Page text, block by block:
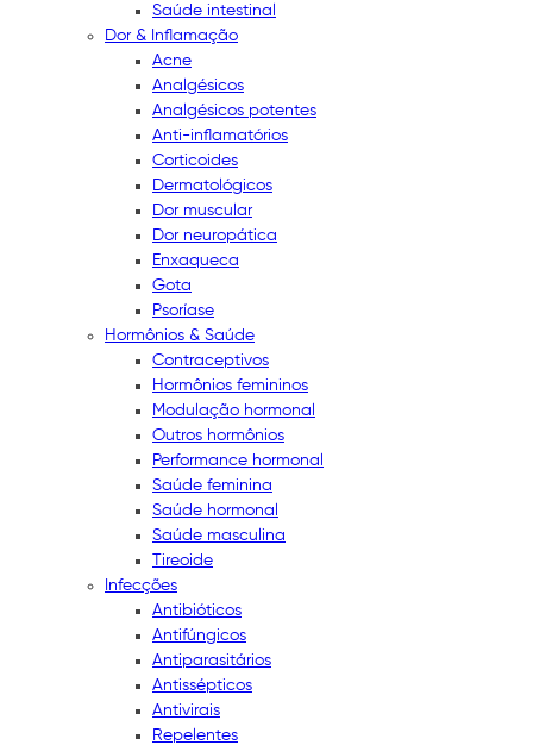
Saúde intestinal
Dor & Inflamação
Acne
Analgésicos
Analgésicos potentes
Anti-inflamatórios
Corticoides
Dermatológicos
Dor muscular
Dor neuropática
Enxaqueca
Gota
Psoríase
Hormônios & Saúde
Contraceptivos
Hormônios femininos
Modulação hormonal
Outros hormônios
Performance hormonal
Saúde feminina
Saúde hormonal
Saúde masculina
Tireoide
Infecções
Antibióticos
Antifúngicos
Antiparasitários
Antissépticos
Antivirais
Repelentes